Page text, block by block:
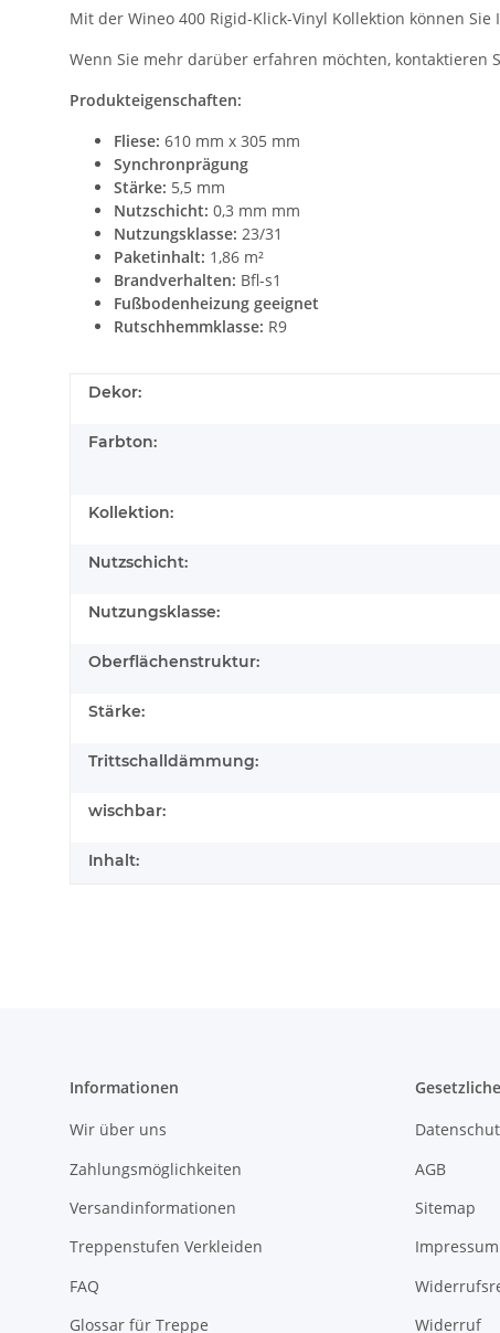
Mit der Wineo 400 Rigid-Klick-Vinyl Kollektion können
Wenn Sie mehr darüber erfahren möchten, kontaktieren
Produkteigenschaften:
Fliese: 610 mm x 305 mm
Synchronprägung
Stärke: 5,5 mm
Nutzschicht: 0,3 mm mm
Nutzungsklasse: 23/31
Paketinhalt: 1,86 m²
Brandverhalten: Bfl-s1
Fußbodenheizung geeignet
Rutschhemmklasse: R9
Dekor:
Farbton:
Kollektion:
Nutzschicht:
Nutzungsklasse:
Oberflächenstruktur:
Stärke:
Trittschalldämmung:
wischbar:
Inhalt:
Informationen
Wir über uns
Zahlungsmöglichkeiten
Versandinformationen
Treppenstufen Verkleiden
FAQ
Glossar für Treppe
AGB
Sitemap
Impressum
Widerruf